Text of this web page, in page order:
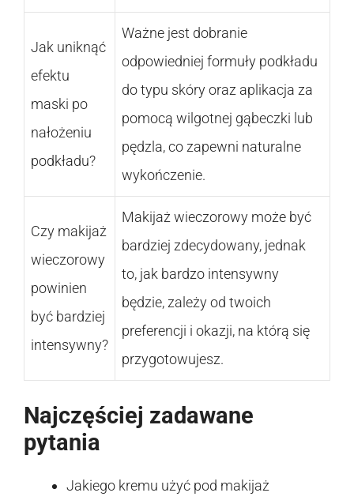
Jak uniknąć
efektu
maski po
nałożeniu
podkładu?
Ważne jest dobranie
odpowiedniej formuły podkładu
do typu skóry oraz aplikacja za
pomocą wilgotnej gąbeczki lub
pędzla, co zapewni naturalne
wykończenie.
Czy makijaż
wieczorowy
powinien
być bardziej
intensywny?
Makijaż wieczorowy może być
bardziej zdecydowany, jednak
to, jak bardzo intensywny
będzie, zależy od twoich
preferencji i okazji, na którą się
przygotowujesz.
Najczęściej zadawane
pytania
Jakiego kremu użyć pod makijaż